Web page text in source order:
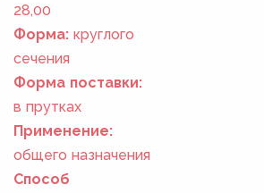
28,00
Форма: круглого
сечения
Форма поставки:
в прутках
Применение:
общего назначения
Способ